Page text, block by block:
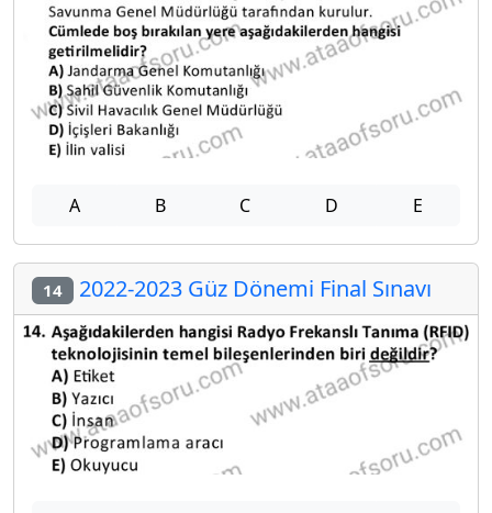
A B C D E
14 2022-2023 Güz Dönemi Final Sınavı